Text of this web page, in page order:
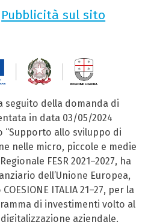
Pubblicità sul sito
a seguito della domanda di
in data 03/05/2024
“Supporto allo sviluppo di
nelle micro, piccole e medie
FESR 2021–2027, ha
dell’Unione Europea,
ITALIA 21–27, per la
di investimenti volto al
aziendale.